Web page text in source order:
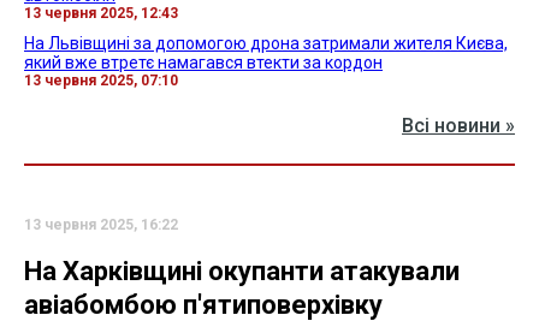
13 червня 2025, 12:43
На Львівщині за допомогою дрона затримали жителя Києва,
який вже втретє намагався втекти за кордон
13 червня 2025, 07:10
Всі новини »
13 червня 2025, 16:22
На Харківщині окупанти атакували
авіабомбою п'ятиповерхівку